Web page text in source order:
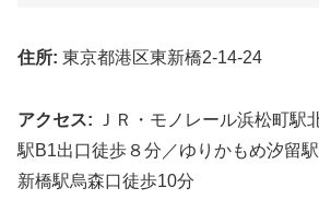
住所: 東京都港区東新橋2-14-24
アクセス: ＪＲ・モノレール浜松町駅
駅B1出口徒歩８分／ゆりかもめ汐留
新橋駅烏森口徒歩10分